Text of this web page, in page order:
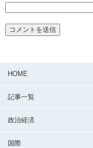
HOME
記事一覧
政治経済
国際